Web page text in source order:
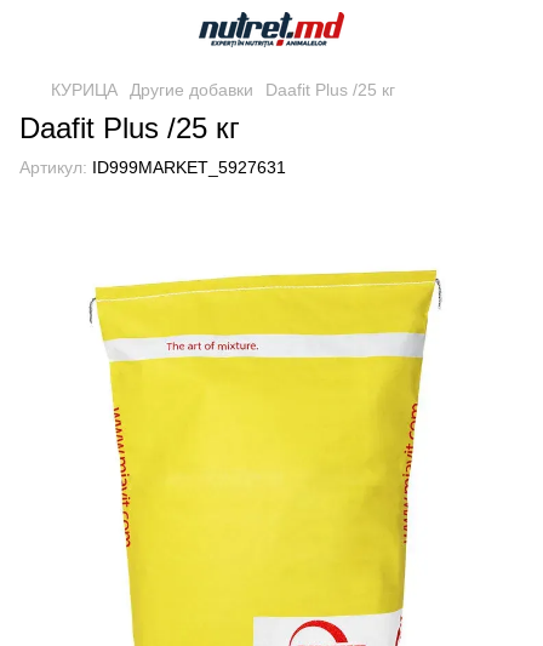
КУРИЦА Другие добавки Daafit Plus /25 кг
Daafit Plus /25 кг
Артикул: ID999MARKET_5927631